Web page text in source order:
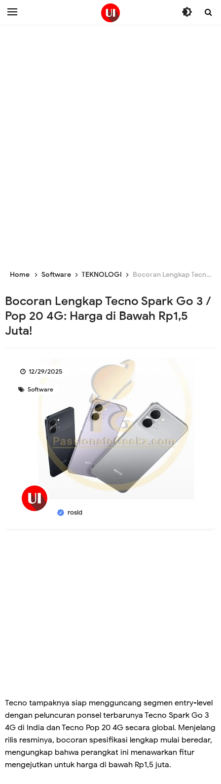
Home Software TEKNOLOGI Bocoran Lengkap Tecno Spark Go 3 / Pop 20 4G: Harga di Bawah Rp1,5 Juta!
Bocoran Lengkap Tecno Spark Go 3 /
Pop 20 4G: Harga di Bawah Rp1,5
Juta!
Software
rosid
12/29/2025
Tecno tampaknya siap mengguncang segmen entry-level
dengan peluncuran ponsel terbarunya Tecno Spark Go 3
4G di India dan Tecno Pop 20 4G secara global. Menjelang
rilis resminya, bocoran spesifikasi lengkap mulai beredar,
mengungkap bahwa perangkat ini menawarkan fitur
mengejutkan untuk harga di bawah Rp1,5 juta.